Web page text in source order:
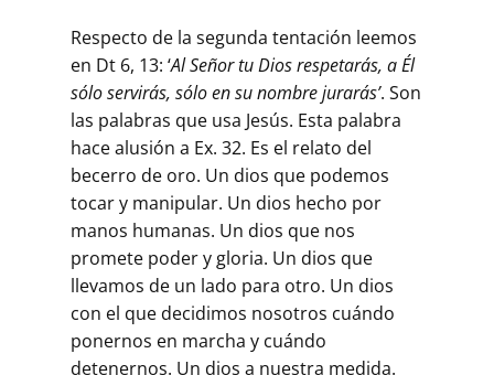
Respecto de la segunda tentación leemos
en Dt 6, 13: ‘Al Señor tu Dios respetarás, a Él
sólo servirás, sólo en su nombre jurarás’. Son
las palabras que usa Jesús. Esta palabra
hace alusión a Ex. 32. Es el relato del
becerro de oro. Un dios que podemos
tocar y manipular. Un dios hecho por
manos humanas. Un dios que nos
promete poder y gloria. Un dios que
llevamos de un lado para otro. Un dios
con el que decidimos nosotros cuándo
ponernos en marcha y cuándo
detenernos. Un dios a nuestra medida.